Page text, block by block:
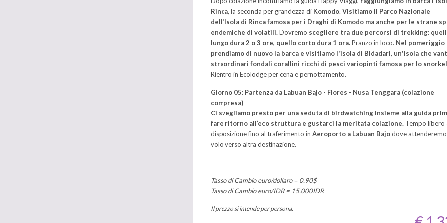
Rinca, la seconda per grandezza di Komodo. Visitiamo il Parco Nazionale
dell'Isola di Rinca famosa per i Draghi di Komodo ma anche per le strane
endemiche di volatili.Dovremo scegliere tra due percorsi di trekking:
lungo dura 2 o 3 ore, quello corto dura 1 ora.Pranzo in loco. Nel pomeriggio
prendiamo di nuovo la barca e visitiamo l'isola di Bidadari, un'isola che
straordinari fondali corallini ricchi di pesci variopinti famosa per lo
Rientro in Ecolodge per cena e pernottamento.
Giorno 05: Partenza da Labuan Bajo - Flores - Nusa Tenggara (colazione
compresa)
Ci svegliamo presto per una seduta di birdwatching insieme alla guida
fare ritorno all’eco struttura e gustarci la meritata colazione. Tempo libero
disposizione fino al traferimento in Aeroporto a Labuan Bajodove attenderemo
volo verso altra destinazione.
Tasso di Cambio euro/dollaro = 0.90$
Tasso di Cambio euro/IDR = 15.000IDR
Il prezzo si intende per persona.